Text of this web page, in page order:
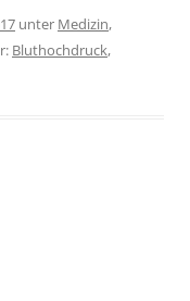
unter Medizin,
Bluthochdruck,